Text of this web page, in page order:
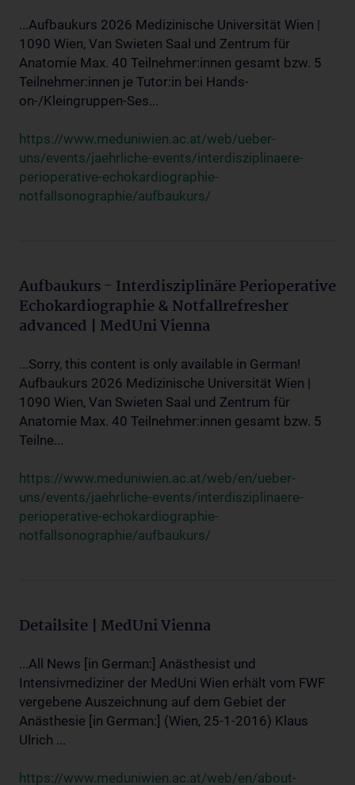
...Aufbaukurs 2026 Medizinische Universität Wien |
1090 Wien, Van Swieten Saal und Zentrum für
Anatomie Max. 40 Teilnehmer:innen gesamt bzw. 5
Teilnehmer:innen je Tutor:in bei Hands-
on-/Kleingruppen-Ses...
https://www.meduniwien.ac.at/web/ueber-
uns/events/jaehrliche-events/interdisziplinaere-
perioperative-echokardiographie-
notfallsonographie/aufbaukurs/
Aufbaukurs - Interdisziplinäre Perioperative
Echokardiographie & Notfallrefresher
advanced | MedUni Vienna
...Sorry, this content is only available in German!
Aufbaukurs 2026 Medizinische Universität Wien |
1090 Wien, Van Swieten Saal und Zentrum für
Anatomie Max. 40 Teilnehmer:innen gesamt bzw. 5
Teilne...
https://www.meduniwien.ac.at/web/en/ueber-
uns/events/jaehrliche-events/interdisziplinaere-
perioperative-echokardiographie-
notfallsonographie/aufbaukurs/
Detailsite | MedUni Vienna
...All News [in German:] Anästhesist und
Intensivmediziner der MedUni Wien erhält vom FWF
vergebene Auszeichnung auf dem Gebiet der
Anästhesie [in German:] (Wien, 25-1-2016) Klaus
Ulrich ...
https://www.meduniwien.ac.at/web/en/about-